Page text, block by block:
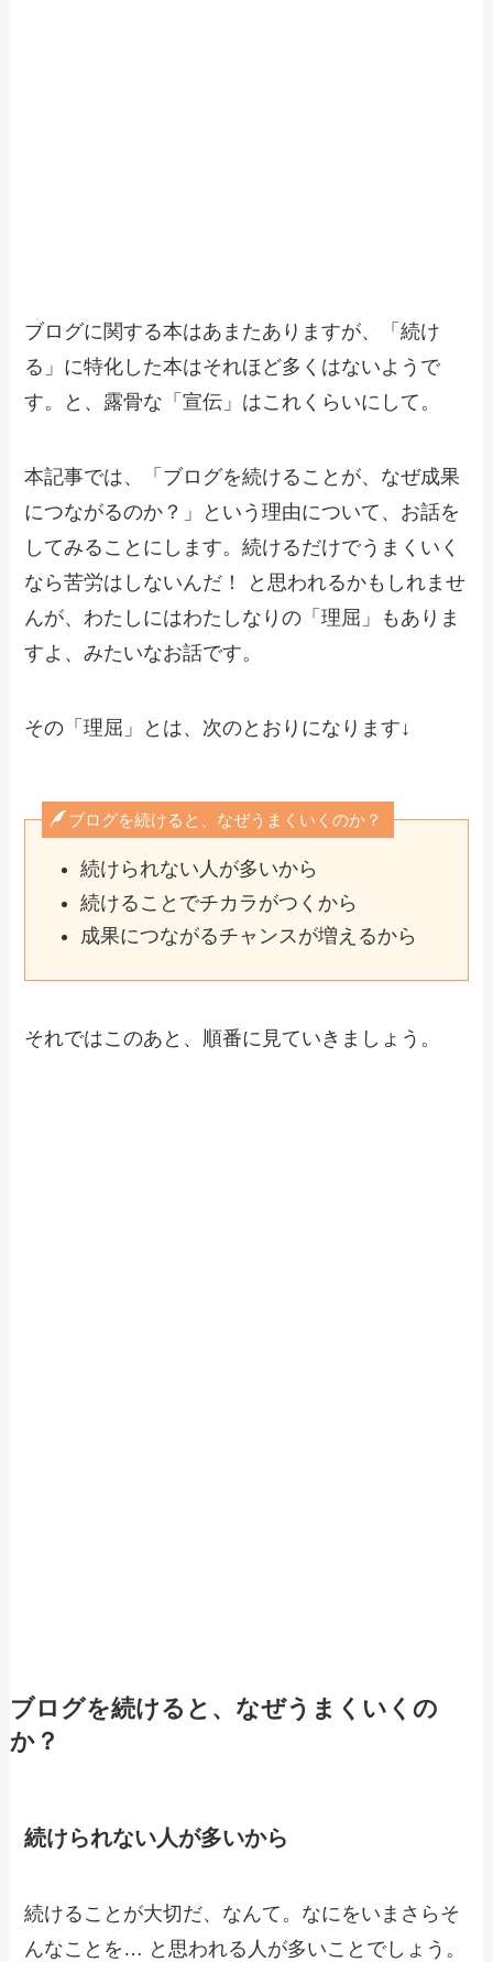
ブログに関する本はあまたありますが、「続け
る」に特化した本はそれほど多くはないようで
す。と、露骨な「宣伝」はこれくらいにして。
本記事では、「ブログを続けることが、なぜ成果
につながるのか？」という理由について、お話を
してみることにします。続けるだけでうまくいく
なら苦労はしないんだ！ と思われるかもしれませ
んが、わたしにはわたしなりの「理屈」もありま
すよ、みたいなお話です。
その「理屈」とは、次のとおりになります↓
ブログを続けると、なぜうまくいくのか？
続けられない人が多いから
続けることでチカラがつくから
成果につながるチャンスが増えるから
それではこのあと、順番に見ていきましょう。
ブログを続けると、なぜうまくいくの
か？
続けられない人が多いから
続けることが大切だ、なんて。なにをいまさらそ
んなことを… と思われる人が多いことでしょう。